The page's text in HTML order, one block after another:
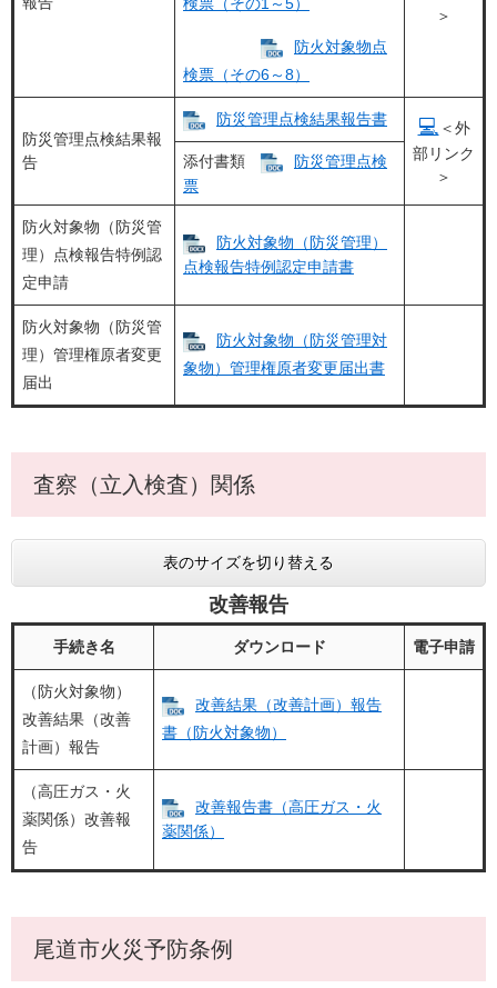
＞
検票（その1～5）
防火対象物点
検票（その6～8）
防災管理点検結果報
告
防災管理点検結果報告書 💻 ＜外
部リンク
＞
添付書類
防災管理点検
票
防火対象物（防災管
理）点検報告特例認
定申請
防火対象物（防災管理）
点検報告特例認定申請書
防火対象物（防災管
理）管理権原者変更
届出
​防火対象物（防災管理対
象物）管理権原者変更届出書
査察（立入検査）関係
表のサイズを切り替える
改善報告
手続き名 ダウンロード 電子申請
（防火対象物）
改善結果（改善
計画）報告
改善結果（改善計画）報告
書（防火対象物）
（高圧ガス・火
薬関係）改善報
告
改善報告書（高圧ガス・火
薬関係）
尾道市火災予防条例